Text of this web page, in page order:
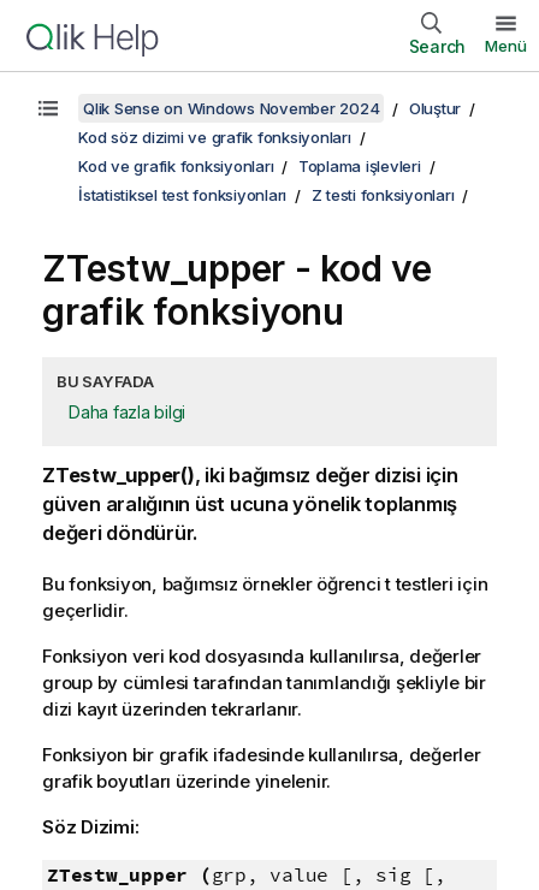
Search Menü
Qlik Sense on Windows November 2024
Oluştur
Kod söz dizimi ve grafik fonksiyonları
Kod ve grafik fonksiyonları
Toplama işlevleri
İstatistiksel test fonksiyonları
Z testi fonksiyonları
ZTestw_upper - kod ve
grafik fonksiyonu
BU SAYFADA
Daha fazla bilgi
ZTestw_upper(), iki bağımsız değer dizisi için
güven aralığının üst ucuna yönelik toplanmış
değeri döndürür.
Bu fonksiyon, bağımsız örnekler öğrenci t testleri için
geçerlidir.
Fonksiyon veri kod dosyasında kullanılırsa, değerler
group by cümlesi tarafından tanımlandığı şekliyle bir
dizi kayıt üzerinden tekrarlanır.
Fonksiyon bir grafik ifadesinde kullanılırsa, değerler
grafik boyutları üzerinde yinelenir.
Söz Dizimi:
ZTestw_upper (grp, value [, sig [,